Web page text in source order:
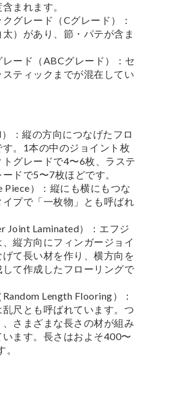
まれます。
グレード（Cグレード）：
）があり、節・パテが含ま
レード（ABCグレード）：セ
スティックまでが混在してい
：縦の方向につなげたフロ
す。1本の中のジョイント枚
グレードで4〜6枚、ラステ
ドで5〜7枚ほどです。
Piece）：縦にも横にもつな
イプで「一枚物」とも呼ばれ
Joint Laminated）：エフジ
、縦方向にフィンガージョイ
げて長い材を作り、横方向を
て作成したフローリングで
Length Flooring）：
乱尺とも呼ばれています。つ
、さまざまな長さの材が組み
ます。長さはおよそ400〜